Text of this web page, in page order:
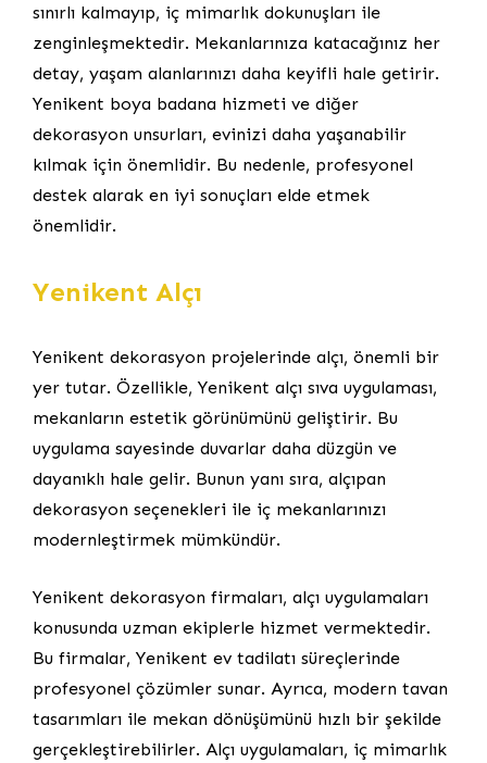
sınırlı kalmayıp, iç mimarlık dokunuşları ile
zenginleşmektedir. Mekanlarınıza katacağınız her
detay, yaşam alanlarınızı daha keyifli hale getirir.
Yenikent boya badana hizmeti ve diğer
dekorasyon unsurları, evinizi daha yaşanabilir
kılmak için önemlidir. Bu nedenle, profesyonel
destek alarak en iyi sonuçları elde etmek
önemlidir.
Yenikent Alçı
Yenikent dekorasyon projelerinde alçı, önemli bir
yer tutar. Özellikle, Yenikent alçı sıva uygulaması,
mekanların estetik görünümünü geliştirir. Bu
uygulama sayesinde duvarlar daha düzgün ve
dayanıklı hale gelir. Bunun yanı sıra, alçıpan
dekorasyon seçenekleri ile iç mekanlarınızı
modernleştirmek mümkündür.
Yenikent dekorasyon firmaları, alçı uygulamaları
konusunda uzman ekiplerle hizmet vermektedir.
Bu firmalar, Yenikent ev tadilatı süreçlerinde
profesyonel çözümler sunar. Ayrıca, modern tavan
tasarımları ile mekan dönüşümünü hızlı bir şekilde
gerçekleştirebilirler. Alçı uygulamaları, iç mimarlık